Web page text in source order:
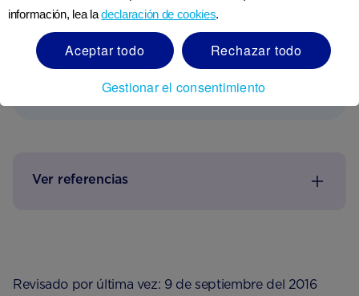
Porciones pequeñas de tus vegetales
favoritos, p. Ej. zanahorias, pepino, tomates
cherry
Ver referencias
Revisado por última vez: 9 de septiembre del 2016
información, lea ladeclaración de cookies.
Aceptar todo
Rechazar todo
Gestionar el consentimiento